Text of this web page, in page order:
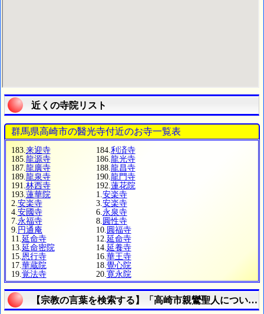
近くの寺院リスト
群馬県高崎市の醫光寺付近のお寺一覧表
183. 来迎寺 184. 利済寺
185. 龍源寺 186. 龍光寺
187. 龍廣寺 188. 龍昌寺
189. 龍泉寺 190. 龍門寺
191. 林西寺 192. 蓮花院
193. 蓮華院 1. 安楽寺
2. 安楽寺 3. 安楽寺
4. 安國寺 6. 永泉寺
7. 永福寺 8. 圓性寺
9. 円通庵 10. 圓福寺
11. 延命寺 12. 延命寺
13. 延命密院 14. 延養寺
15. 恩行寺 16. 華王寺
17. 華蔵院 18. 覺心院
19. 覚法寺 20. 寛永院
【宗教の言葉を検索する】「高崎市親鸞聖人について